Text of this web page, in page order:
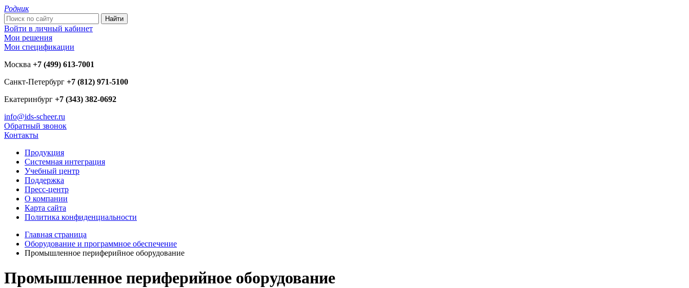
Родник
Войти в личный кабинет
Мои решения
Мои спецификации
Москва +7 (499) 613-7001
Санкт-Петербург +7 (812) 971-5100
Екатеринбург +7 (343) 382-0692
info@ids-scheer.ru
Обратный звонок
Контакты
Продукция
Системная интеграция
Учебный центр
Поддержка
Пресс-центр
О компании
Карта сайта
Политика конфиденциальности
Главная страница
Оборудование и программное обеспечение
Промышленное периферийное оборудование
Промышленное периферийное оборудование